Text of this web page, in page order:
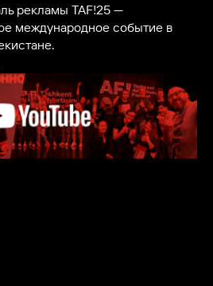
рекламы TAF!25 —
международное событие в